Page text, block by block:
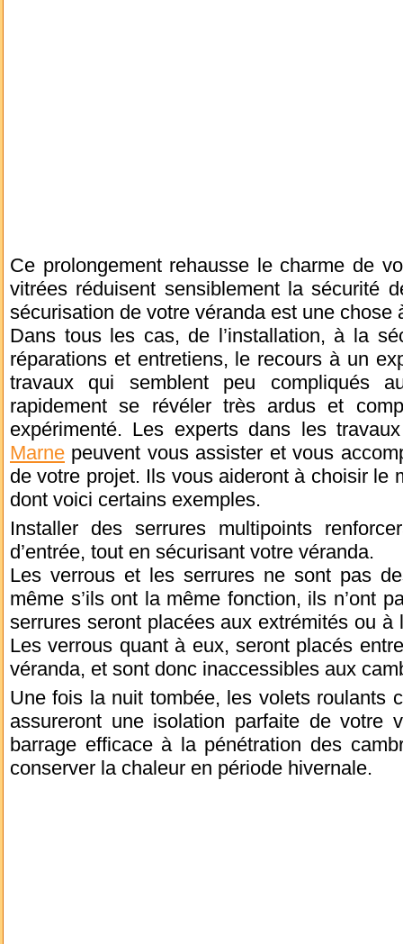
Ce prolongement rehausse le charme de
vitrées réduisent sensiblement la sécurité
sécurisation de votre véranda est une chose
Dans tous les cas, de l’installation, à la
réparations et entretiens, le recours à un
travaux qui semblent peu compliqués
rapidement se révéler très ardus et
expérimenté. Les experts dans les
Marne peuvent vous assister et vous
de votre projet. Ils vous aideront à choisir le
dont voici certains exemples.
Installer des serrures multipoints
d’entrée, tout en sécurisant votre véranda.
Les verrous et les serrures ne sont pas
même s’ils ont la même fonction, ils n’ont
serrures seront placées aux extrémités ou
Les verrous quant à eux, seront placés
véranda, et sont donc inaccessibles aux
Une fois la nuit tombée, les volets roulants
assureront une isolation parfaite de votre
barrage efficace à la pénétration des
conserver la chaleur en période hivernale.